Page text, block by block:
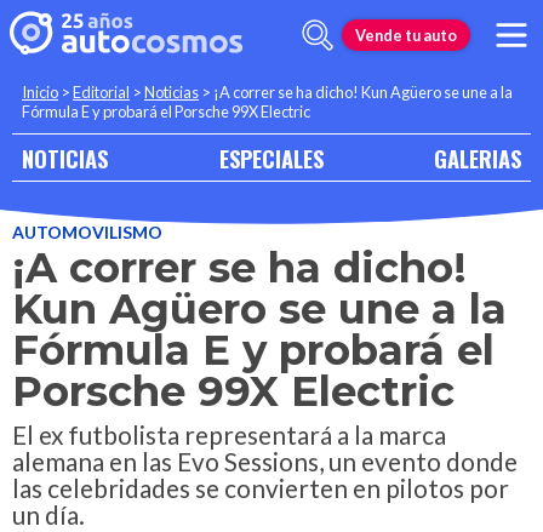
Vende tu auto
Inicio >Editorial >Noticias > ¡A correr se ha dicho! Kun Agüero se une a la
Fórmula E y probará el Porsche 99X Electric
NOTICIAS ESPECIALES GALERIAS
AUTOMOVILISMO
¡A correr se ha dicho!
Kun Agüero se une a la
Fórmula E y probará el
Porsche 99X Electric
El ex futbolista representará a la marca
alemana en las Evo Sessions, un evento donde
las celebridades se convierten en pilotos por
un día.